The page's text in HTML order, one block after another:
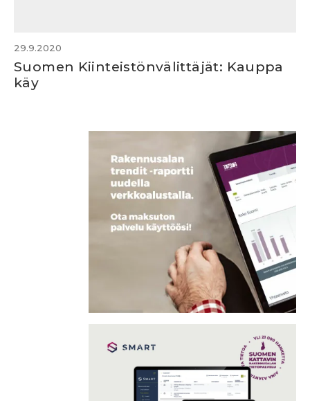
29.9.2020
Suomen Kiinteistönvälittäjät: Kauppa
käy